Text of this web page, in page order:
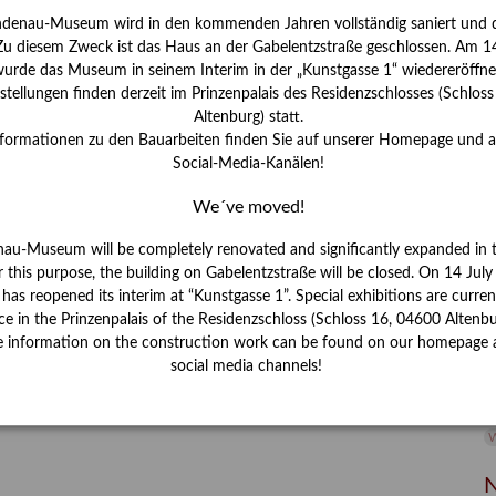
Museum wird in den kommenden Jahren vollständig saniert und
diesem Zweck ist das Haus an der Gabelentzstraße geschlossen. Am
das Museum in seinem Interim in der „Kunstgasse 1“
finden derzeit im Prinzenpalais des Residenzschlosses
Altenburg) statt.
zu den Bauarbeiten finden Sie auf unserer Homepage und
Social-Media-Kanälen!
We´ve moved!
Museum will be completely renovated and significantly expanded in
this purpose, the building on Gabelentzstraße will be closed. On 14
reopened its interim at “Kunstgasse 1”. Special exhibitions are
in the Prinzenpalais of the Residenzschloss (Schloss 16, 04600
information on the construction work can be found on our homepage
social media channels!